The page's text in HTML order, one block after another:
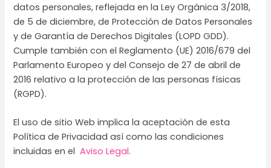
datos personales, reflejada en la Ley Orgánica 3/2018,
de 5 de diciembre, de Protección de Datos Personales
y de Garantía de Derechos Digitales (LOPD GDD).
Cumple también con el Reglamento (UE) 2016/679 del
Parlamento Europeo y del Consejo de 27 de abril de
2016 relativo a la protección de las personas físicas
(RGPD).
El uso de sitio Web implica la aceptación de esta
Política de Privacidad así como las condiciones
incluidas en elAviso Legal.